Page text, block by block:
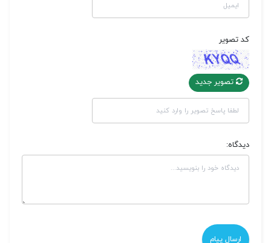
کد تصویر
تصویر جدید
دیدگاه: